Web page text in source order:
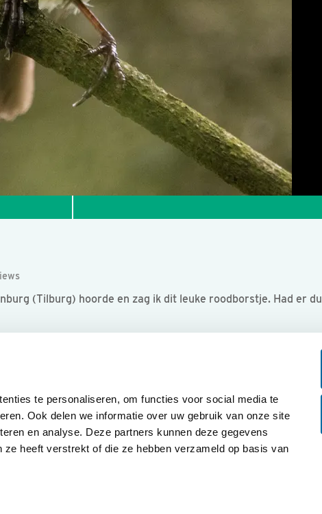
te personaliseren, om functies voor social media te
Ook delen we informatie over uw gebruik van onze site
en analyse. Deze partners kunnen deze gegevens
heeft verstrekt of die ze hebben verzameld op basis van
(Tilburg) hoorde en zag ik dit leuke roodborstje. Had er